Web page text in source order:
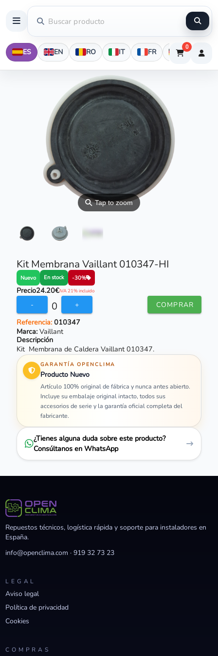
ES EN RO IT FR DE
0
⚲Tap to zoom
Kit Membrana Vaillant 010347-HI
Nuevo En stock -30%
Precio24.20€IVA 21% incluido
- 0 + COMPRAR
Referencia:010347
Marca: Vaillant
Descripción
Kit Membrana de Caldera Vaillant 010347.
GARANTÍA OPENCLIMA
Producto Nuevo
Artículo 100% original de fábrica y nunca antes abierto.
Incluye su embalaje original intacto, todos sus
accesorios de serie y la garantía oficial completa del
fabricante.
¿Tienes alguna duda sobre este producto?
Consúltanos en WhatsApp
Repuestos técnicos, logística rápida y soporte para instaladores en
España.
info@openclima.com ·919 32 73 23
LEGAL
Aviso legal
Política de privacidad
Cookies
COMPRAS